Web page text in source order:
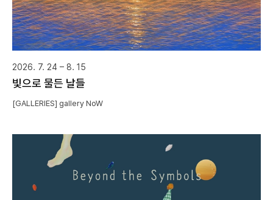
2026. 7. 24 – 8. 15
빛으로 물든 날들
[GALLERIES] gallery NoW